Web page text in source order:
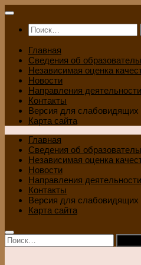
Перейти
содержимому
Найти:
Главная
Сведения об
Независимая оценка
Новости
Направления деятельности
Контакты
Версия для слабовидящих
Карта сайта
Главная
Сведения об
Независимая оценка
Новости
Направления деятельности
Контакты
Версия для слабовидящих
Карта сайта
Найти: